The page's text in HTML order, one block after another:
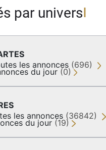
par univers
les annonces (696)
du jour (0)
les annonces (36842)
du jour (19)